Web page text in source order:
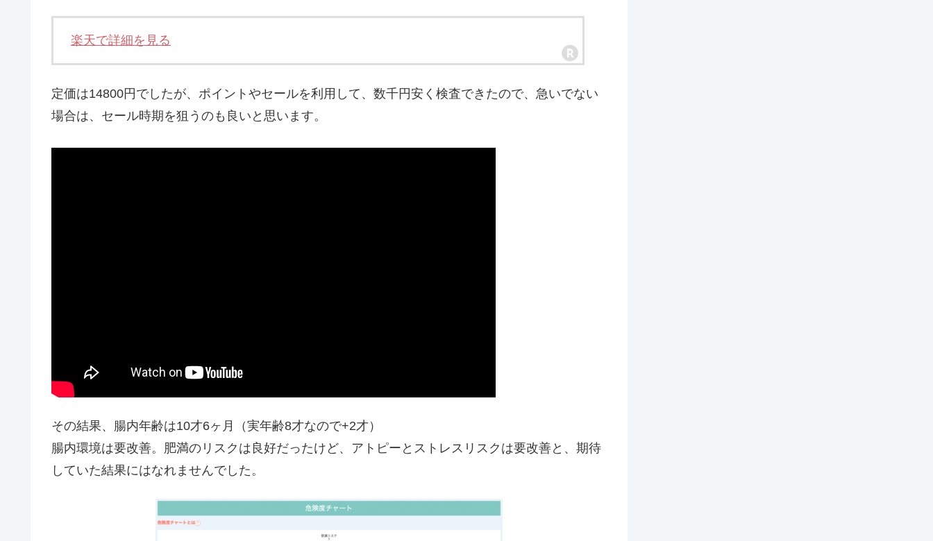
楽天で詳細を見る
定価は14800円でしたが、ポイントやセールを利用して、数千円安く検査できたので、急いでない
場合は、セール時期を狙うのも良いと思います。
その結果、腸内年齢は10才6ヶ月（実年齢8才なので+2才）
腸内環境は要改善。肥満のリスクは良好だったけど、アトピーとストレスリスクは要改善と、期待
していた結果にはなれませんでした。